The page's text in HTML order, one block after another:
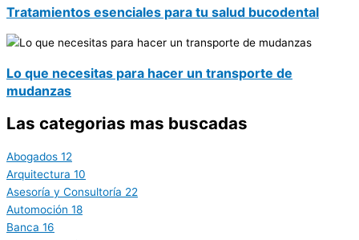
Tratamientos esenciales para tu salud bucodental
Lo que necesitas para hacer un transporte de
mudanzas
Las categorias mas buscadas
Abogados 12
Arquitectura 10
Asesoría y Consultoría 22
Automoción 18
Banca 16